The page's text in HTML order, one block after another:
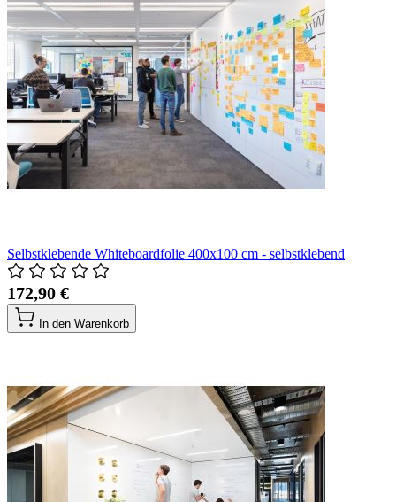
Selbstklebende Whiteboardfolie 400x100 cm - selbstklebend
172,90 €
In den Warenkorb